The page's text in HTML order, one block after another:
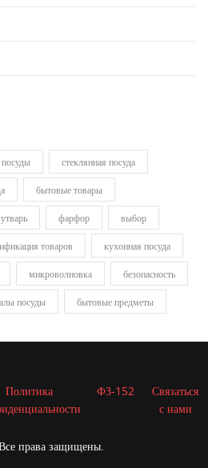
стеклянная посуда
бытовые товары
фарфор выбор
товаров кухонная посуда
микроволновка безопасность
посуды бытовые предметы
Политика
ФЗ-152
Связаться
с нами
права защищены.